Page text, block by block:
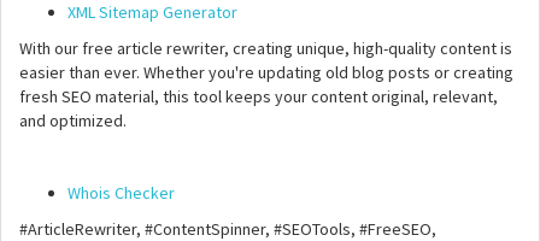
XML Sitemap Generator
With our free article rewriter, creating unique, high-quality content is
easier than ever. Whether you're updating old blog posts or creating
fresh SEO material, this tool keeps your content original, relevant,
and optimized.
Whois Checker
#ArticleRewriter, #ContentSpinner, #SEOTools, #FreeSEO,